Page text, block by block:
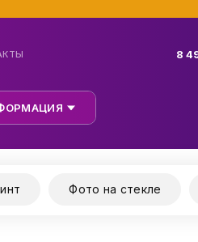
8
Фото на стекле